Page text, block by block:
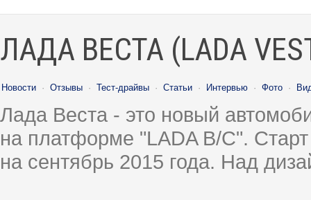
ЛАДА ВЕСТА (LADA
Новости · Отзывы · Тест-драйвы · Статьи · Интервью · Фото ·
Лада Веста - это новый
на платформе "LADA B/C".
на сентябрь 2015 года. Над